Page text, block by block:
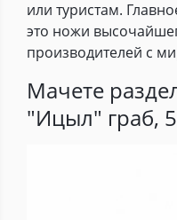
или туристам.
это ножи
производителей с
Мачете
"Ицыл" граб,